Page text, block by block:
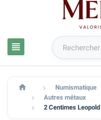

  Numismatique
 Autres métaux
 2 Centimes